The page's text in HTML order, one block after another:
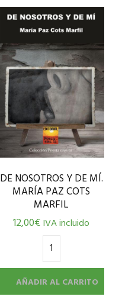
DE NOSOTROS Y DE MÍ.
MARÍA PAZ COTS
MARFIL
12,00€IVA incluido
AÑADIR AL CARRITO